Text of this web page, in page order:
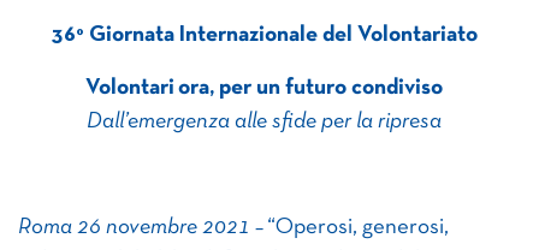
36° Giornata Internazionale del Volontariato
Volontari ora, per un futuro condiviso
Dall’emergenza alle sfide per la ripresa
Roma 26 novembre 2021 – “Operosi, generosi,